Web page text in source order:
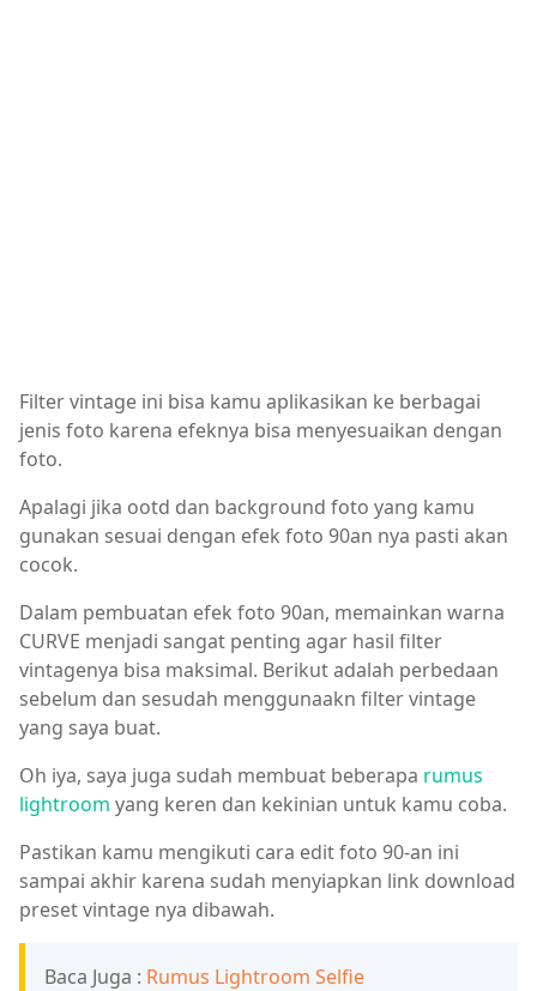
Filter vintage ini bisa kamu aplikasikan ke berbagai
jenis foto karena efeknya bisa menyesuaikan dengan
foto.
Apalagi jika ootd dan background foto yang kamu
gunakan sesuai dengan efek foto 90an nya pasti akan
cocok.
Dalam pembuatan efek foto 90an, memainkan warna
CURVE menjadi sangat penting agar hasil filter
vintagenya bisa maksimal. Berikut adalah perbedaan
sebelum dan sesudah menggunaakn filter vintage
yang saya buat.
Oh iya, saya juga sudah membuat beberapa rumus
lightroom yang keren dan kekinian untuk kamu coba.
Pastikan kamu mengikuti cara edit foto 90-an ini
sampai akhir karena sudah menyiapkan link download
preset vintage nya dibawah.
Baca Juga : Rumus Lightroom Selfie